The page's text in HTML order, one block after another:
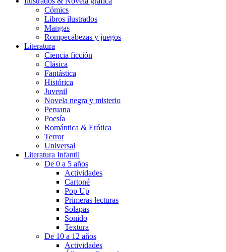
Cómics
Libros ilustrados
Mangas
Rompecabezas y juegos
Literatura
Ciencia ficción
Clásica
Fantástica
Histórica
Juvenil
Novela negra y misterio
Peruana
Poesía
Romántica & Erótica
Terror
Universal
Literatura Infantil
De 0 a 5 años
Actividades
Cartoné
Pop Up
Primeras lecturas
Solapas
Sonido
Textura
De 10 a 12 años
Actividades